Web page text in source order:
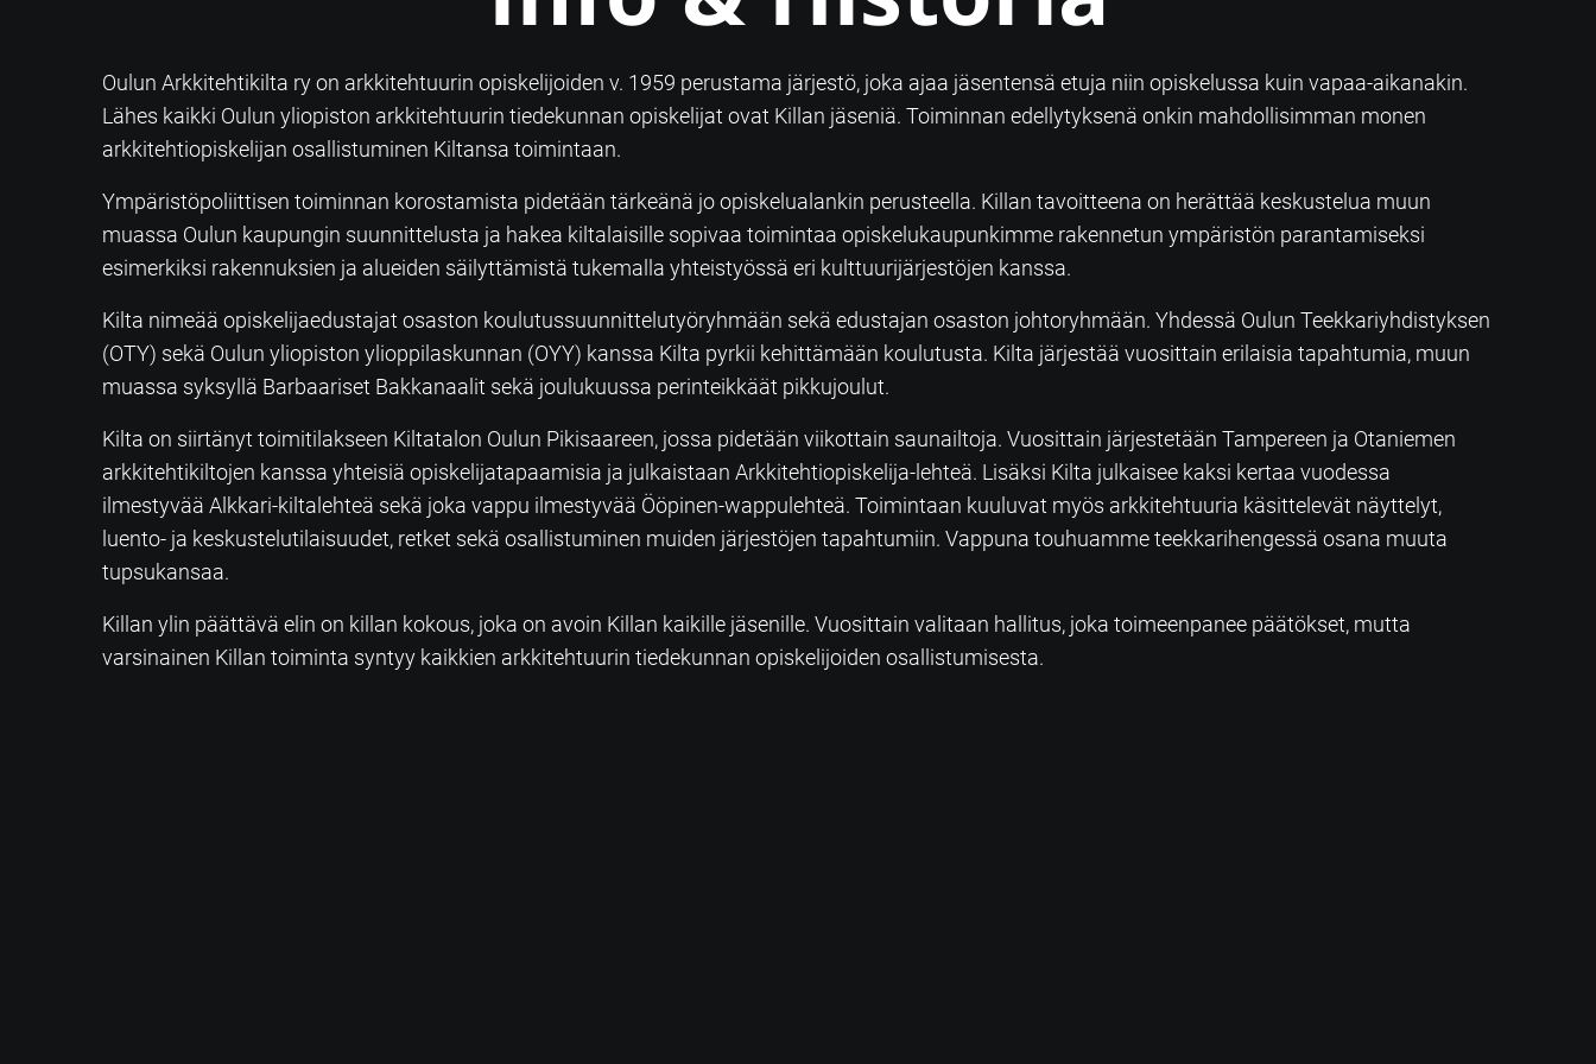
Oulun Arkkitehtikilta ry on arkkitehtuurin opiskelijoiden v. 1959 perustama järjestö, joka ajaa jäsentensä etuja niin opiskelussa kuin vapaa-aikanakin.
Lähes kaikki Oulun yliopiston arkkitehtuurin tiedekunnan opiskelijat ovat Killan jäseniä. Toiminnan edellytyksenä onkin mahdollisimman monen
arkkitehtiopiskelijan osallistuminen Kiltansa toimintaan.
Ympäristöpoliittisen toiminnan korostamista pidetään tärkeänä jo opiskelualankin perusteella. Killan tavoitteena on herättää keskustelua muun
muassa Oulun kaupungin suunnittelusta ja hakea kiltalaisille sopivaa toimintaa opiskelukaupunkimme rakennetun ympäristön parantamiseksi
esimerkiksi rakennuksien ja alueiden säilyttämistä tukemalla yhteistyössä eri kulttuurijärjestöjen kanssa.
Kilta nimeää opiskelijaedustajat osaston koulutussuunnittelutyöryhmään sekä edustajan osaston johtoryhmään. Yhdessä Oulun Teekkariyhdistyksen
(OTY) sekä Oulun yliopiston ylioppilaskunnan (OYY) kanssa Kilta pyrkii kehittämään koulutusta. Kilta järjestää vuosittain erilaisia tapahtumia, muun
muassa syksyllä Barbaariset Bakkanaalit sekä joulukuussa perinteikkäät pikkujoulut.
Kilta on siirtänyt toimitilakseen Kiltatalon Oulun Pikisaareen, jossa pidetään viikottain saunailtoja. Vuosittain järjestetään Tampereen ja Otaniemen
arkkitehtikiltojen kanssa yhteisiä opiskelijatapaamisia ja julkaistaan Arkkitehtiopiskelija-lehteä. Lisäksi Kilta julkaisee kaksi kertaa vuodessa
ilmestyvää Alkkari-kiltalehteä sekä joka vappu ilmestyvää Ööpinen-wappulehteä. Toimintaan kuuluvat myös arkkitehtuuria käsittelevät näyttelyt,
luento- ja keskustelutilaisuudet, retket sekä osallistuminen muiden järjestöjen tapahtumiin. Vappuna touhuamme teekkarihengessä osana muuta
tupsukansaa.
Killan ylin päättävä elin on killan kokous, joka on avoin Killan kaikille jäsenille. Vuosittain valitaan hallitus, joka toimeenpanee päätökset, mutta
varsinainen Killan toiminta syntyy kaikkien arkkitehtuurin tiedekunnan opiskelijoiden osallistumisesta.